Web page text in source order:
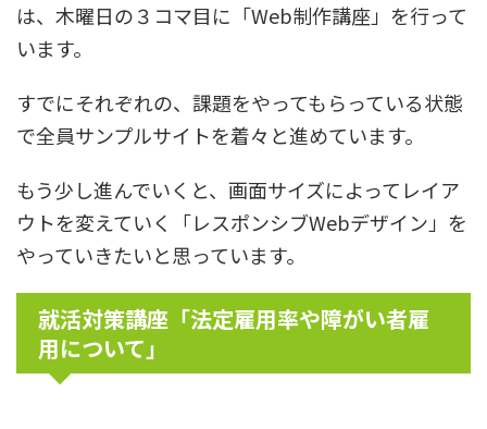
は、木曜日の３コマ目に「Web制作講座」を行って
います。
すでにそれぞれの、課題をやってもらっている状態
で全員サンプルサイトを着々と進めています。
もう少し進んでいくと、画面サイズによってレイア
ウトを変えていく「レスポンシブWebデザイン」を
やっていきたいと思っています。
就活対策講座「法定雇用率や障がい者雇
用について」